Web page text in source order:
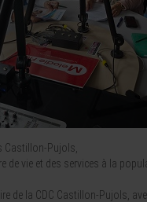
Castillon-Pujols,
de vie et des services à la
de la CDC Castillon-Pujols,